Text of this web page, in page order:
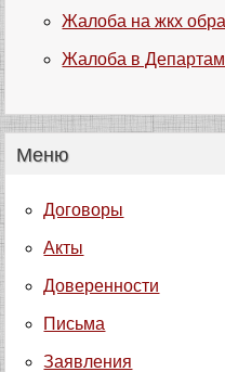
Жалоба на жкх
Жалоба в
Меню
Договоры
Акты
Доверенности
Письма
Заявления